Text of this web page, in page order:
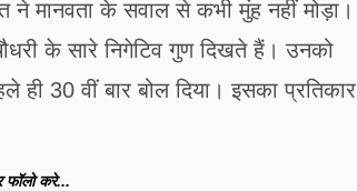
ने मानवता के सवाल से कभी मुंह नहीं मोड़ा।
के सारे निगेटिव गुण दिखते हैं। उनको
30 वीं बार बोल दिया। इसका प्रतिकार
फॉलो करे...